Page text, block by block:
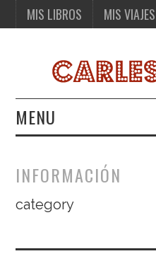
MIS LIBROS MIS VIAJES
MENU
MIS VIAJES
INFORMACIÓN
category